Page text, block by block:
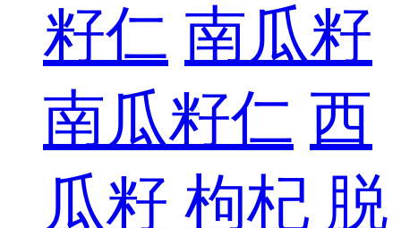
籽仁 南瓜籽
南瓜籽仁 西
瓜籽 枸杞 脱